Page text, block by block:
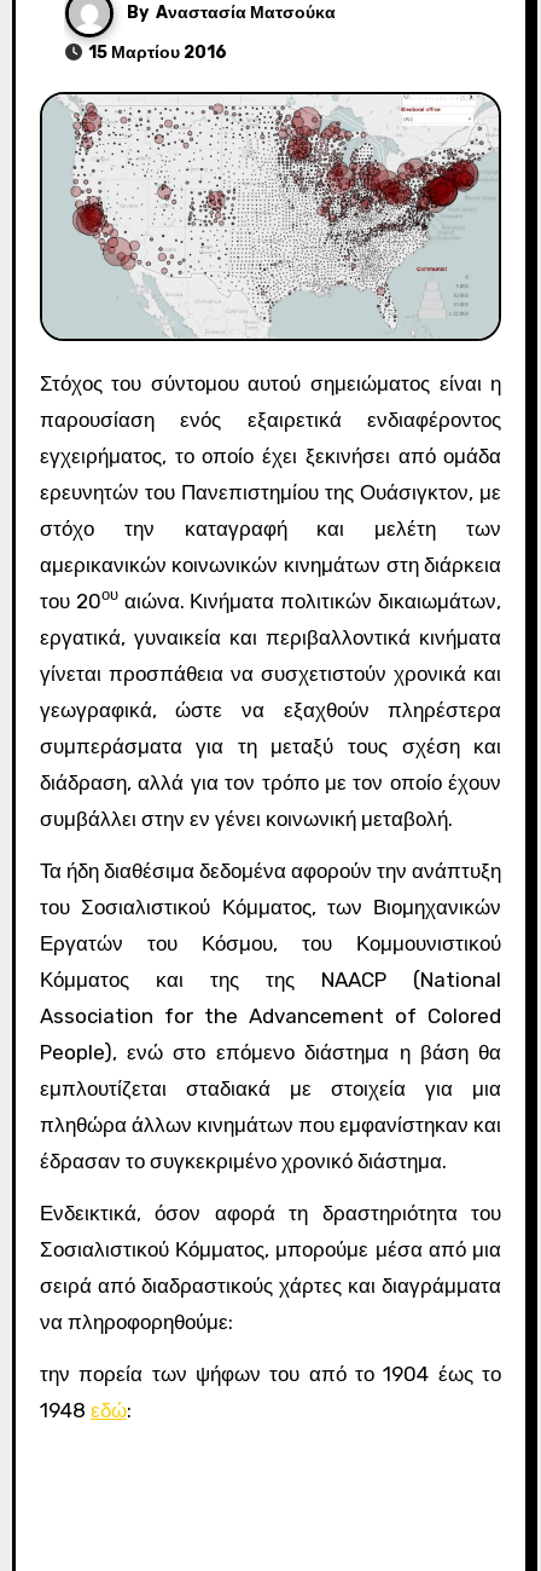
By Aναστασία Ματσούκα
15 Μαρτίου 2016
Στόχος του σύντομου αυτού σημειώματος είναι η
παρουσίαση ενός εξαιρετικά ενδιαφέροντος
εγχειρήματος, το οποίο έχει ξεκινήσει από ομάδα
ερευνητών του Πανεπιστημίου της Ουάσιγκτον, με
στόχο την καταγραφή και μελέτη των
αμερικανικών κοινωνικών κινημάτων στη διάρκεια
του 20ουαιώνα. Κινήματα πολιτικών δικαιωμάτων,
εργατικά, γυναικεία και περιβαλλοντικά κινήματα
γίνεται προσπάθεια να συσχετιστούν χρονικά και
γεωγραφικά, ώστε να εξαχθούν πληρέστερα
συμπεράσματα για τη μεταξύ τους σχέση και
διάδραση, αλλά για τον τρόπο με τον οποίο έχουν
συμβάλλει στην εν γένει κοινωνική μεταβολή.
Τα ήδη διαθέσιμα δεδομένα αφορούν την ανάπτυξη
του Σοσιαλιστικού Κόμματος, των Βιομηχανικών
Εργατών του Κόσμου, του Κομμουνιστικού
Κόμματος και της της NAACP (National
Association for the Advancement of Colored
People), ενώ στο επόμενο διάστημα η βάση θα
εμπλουτίζεται σταδιακά με στοιχεία για μια
πληθώρα άλλων κινημάτων που εμφανίστηκαν και
έδρασαν το συγκεκριμένο χρονικό διάστημα.
Ενδεικτικά, όσον αφορά τη δραστηριότητα του
Σοσιαλιστικού Κόμματος, μπορούμε μέσα από μια
σειρά από διαδραστικούς χάρτες και διαγράμματα
να πληροφορηθούμε:
την πορεία των ψήφων του από το 1904 έως το
1948 εδώ: